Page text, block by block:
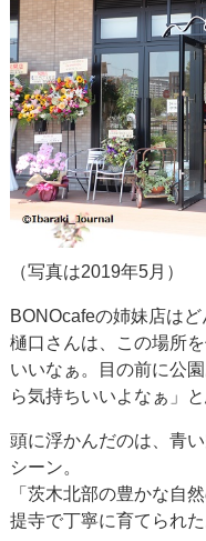
（写真は2019年5月）
BONOcafeの姉妹店はど
樋口さんは、この場所
いいなぁ。目の前に公
ら気持ちいいよなぁ」と
頭に浮かんだのは、青
シーン。
「茨木北部の豊かな自
提寺で丁寧に育てられ